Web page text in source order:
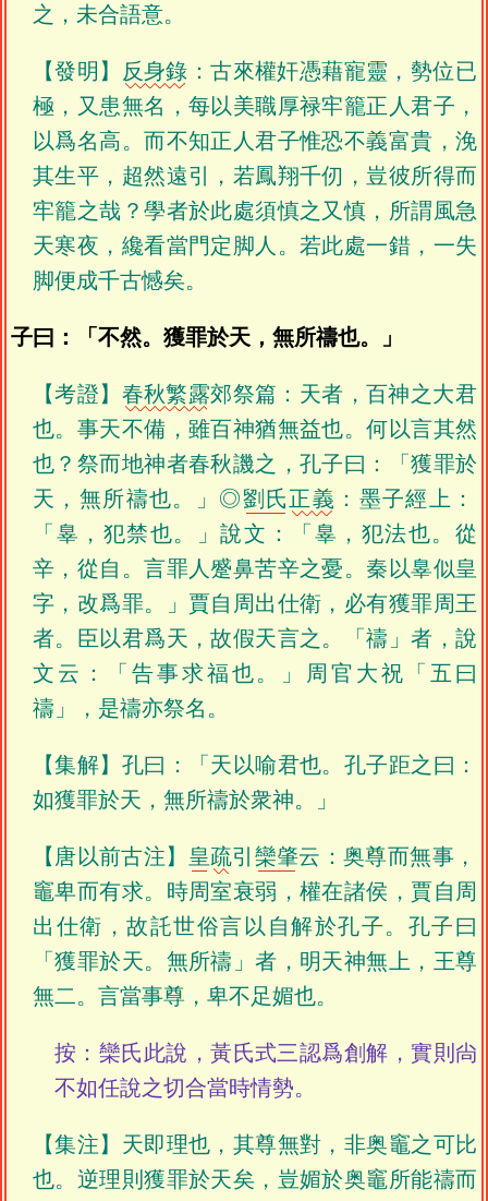
之，未合語意。
【發明】 反身錄 ：古來權奸憑藉寵靈，勢位已
極，又患無名，每以美職厚禄牢籠正人君子，
以爲名高。而不知正人君子惟恐不義富貴，浼
其生平，超然遠引，若鳳翔千仞，豈彼所得而
牢籠之哉？學者於此處須慎之又慎，所謂風急
天寒夜，纔看當門定脚人。若此處一錯，一失
脚便成千古憾矣。
子曰：「不然。獲罪於天，無所禱也。」
【考證】 春秋繁露郊祭篇：天者，百神之大君
也。事天不備，雖百神猶無益也。何以言其然
也？祭而地神者春秋譏之，孔子曰：「獲罪於
天，無所禱也。」◎劉氏正義 ：墨子經上：
「辠，犯禁也。」說文：「辠，犯法也。從
辛，從自。言罪人蹙鼻苦辛之憂。秦以辠似皇
字，改爲罪。」賈自周出仕衛，必有獲罪周王
者。臣以君爲天，故假天言之。「禱」者，說
文云：「告事求福也。」周官大祝「五曰
禱」，是禱亦祭名。
【集解】孔曰：「天以喻君也。孔子距之曰：
如獲罪於天，無所禱於衆神。」
【唐以前古注】 皇疏引 欒肇云：奥尊而無事，
竈卑而有求。時周室衰弱，權在諸侯，賈自周
出仕衛，故託世俗言以自解於孔子。孔子曰
「獲罪於天。無所禱」者，明天神無上，王尊
無二。言當事尊，卑不足媚也。
按：欒氏此說，黃氏式三認爲創解，實則尙
不如任說之切合當時情勢。
【集注】天即理也，其尊無對，非奥竈之可比
也。逆理則獲罪於天矣，豈媚於奥竈所能禱而